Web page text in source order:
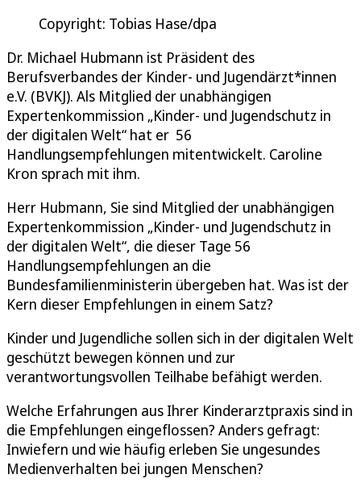
Copyright: Tobias Hase/dpa
Dr. Michael Hubmann ist Präsident des
Berufsverbandes der Kinder- und Jugendärzt*innen
e.V. (BVKJ). Als Mitglied der unabhängigen
Expertenkommission „Kinder- und Jugendschutz in
der digitalen Welt“ hat er 56
Handlungsempfehlungen mitentwickelt. Caroline
Kron sprach mit ihm.
Herr Hubmann, Sie sind Mitglied der unabhängigen
Expertenkommission „Kinder- und Jugendschutz in
der digitalen Welt“, die dieser Tage 56
Handlungsempfehlungen an die
Bundesfamilienministerin übergeben hat. Was ist der
Kern dieser Empfehlungen in einem Satz?
Kinder und Jugendliche sollen sich in der digitalen Welt
geschützt bewegen können und zur
verantwortungsvollen Teilhabe befähigt werden.
Welche Erfahrungen aus Ihrer Kinderarztpraxis sind in
die Empfehlungen eingeflossen? Anders gefragt:
Inwiefern und wie häufig erleben Sie ungesundes
Medienverhalten bei jungen Menschen?